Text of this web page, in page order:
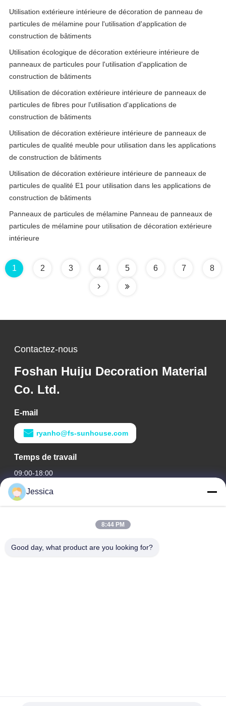
Utilisation extérieure intérieure de décoration de panneau de
particules de mélamine pour l'utilisation d'application de
construction de bâtiments
Utilisation écologique de décoration extérieure intérieure de
panneaux de particules pour l'utilisation d'application de
construction de bâtiments
Utilisation de décoration extérieure intérieure de panneaux de
particules de fibres pour l'utilisation d'applications de
construction de bâtiments
Utilisation de décoration extérieure intérieure de panneaux de
particules de qualité meuble pour utilisation dans les applications
de construction de bâtiments
Utilisation de décoration extérieure intérieure de panneaux de
particules de qualité E1 pour utilisation dans les applications de
construction de bâtiments
Panneaux de particules de mélamine Panneau de panneaux de
particules de mélamine pour utilisation de décoration extérieure
intérieure
1 2 3 4 5 6 7 8
Contactez-nous
Foshan Huiju Decoration Material
Co. Ltd.
E-mail
ryanho@fs-sunhouse.com
Temps de travail
09:00-18:00
Notre adresse
Édifice international Weiye, n° 75 rue Lingnan, ville de Dali,
Jessica
8:44 PM
Good day, what product are you looking for?